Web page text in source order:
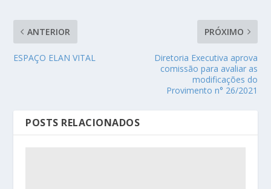
ANTERIOR
ESPAÇO ELAN VITAL
PRÓXIMO
Diretoria Executiva aprova
comissão para avaliar as
modificações do
Provimento n° 26/2021
POSTS RELACIONADOS